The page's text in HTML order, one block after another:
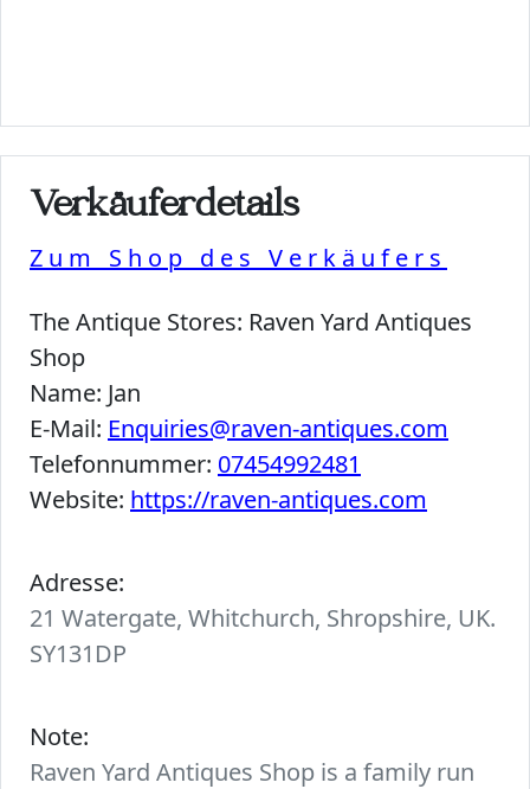
Verkäuferdetails
Zum Shop des Verkäufers
The Antique Stores: Raven Yard Antiques
Shop
Name: Jan
E-Mail: Enquiries@raven-antiques.com
Telefonnummer: 07454992481
Website: https://raven-antiques.com
Adresse:
21 Watergate, Whitchurch, Shropshire, UK.
SY131DP
Note:
Raven Yard Antiques Shop is a family run